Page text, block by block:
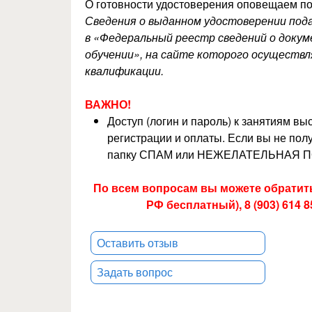
О готовности удостоверения оповещаем
Сведения о выданном удостоверении
в «Федеральный реестр сведений о
обучении», на сайте которого
квалификации.
ВАЖНО!
Доступ (логин и пароль) к занятиям
регистрации и оплаты. Если вы не
папку СПАМ или НЕЖЕЛАТЕЛЬНАЯ
По всем вопросам вы можете
РФ бесплатный), 8 (903) 614
Оставить отзыв
Задать вопрос